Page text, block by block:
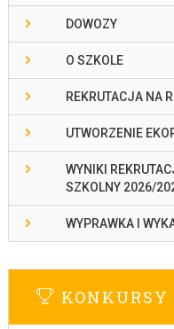
DOWOZY
O SZKOLE
REKRUTACJA NA
UTWORZENIE
WYNIKI
SZKOLNY 2026/
WYPRAWKA I
KONKURSY